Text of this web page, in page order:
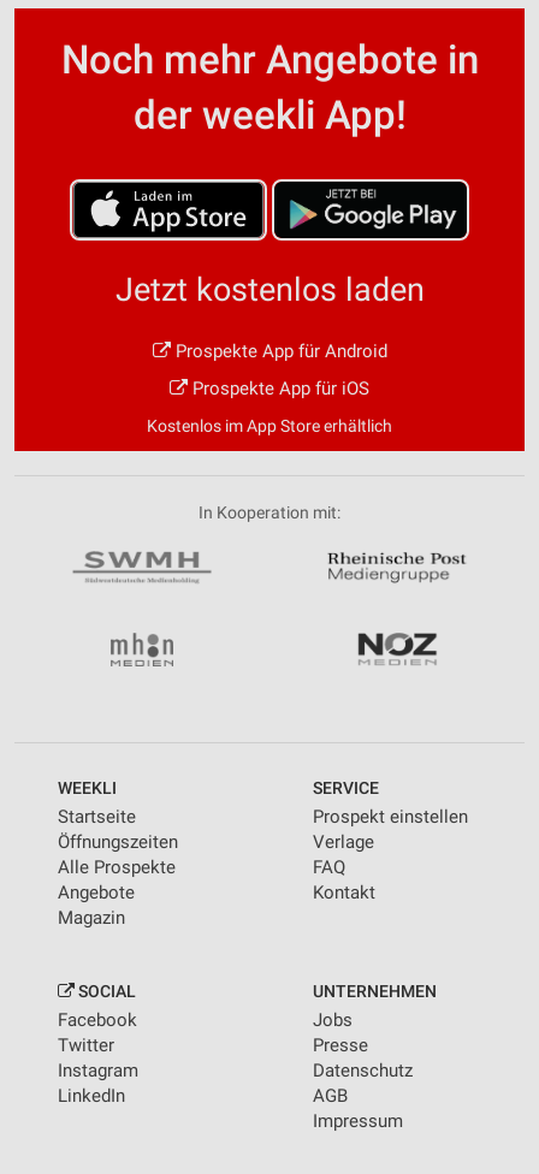
Noch mehr Angebote in
der weekli App!
Jetzt kostenlos laden
Prospekte App für Android
Prospekte App für iOS
Kostenlos im App Store erhältlich
In Kooperation mit:
WEEKLI
Startseite
Öffnungszeiten
Alle Prospekte
Angebote
Magazin
SERVICE
Prospekt einstellen
Verlage
FAQ
Kontakt
SOCIAL
Facebook
Twitter
Instagram
LinkedIn
UNTERNEHMEN
Jobs
Presse
Datenschutz
AGB
Impressum